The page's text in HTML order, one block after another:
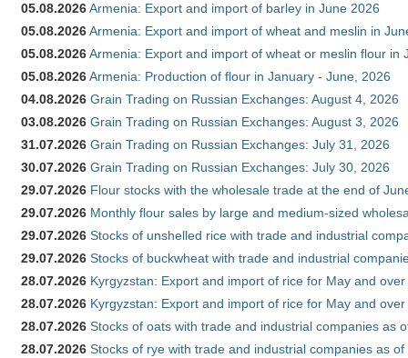
05.08.2026Armenia: Export and import of barley in June 2026
05.08.2026Armenia: Export and import of wheat and meslin in
05.08.2026Armenia: Export and import of wheat or meslin flour in
05.08.2026Armenia: Production of flour in January - June, 2026
04.08.2026 Grain Trading on Russian Exchanges: August 4, 2026
03.08.2026 Grain Trading on Russian Exchanges: August 3, 2026
31.07.2026 Grain Trading on Russian Exchanges: July 31, 2026
30.07.2026 Grain Trading on Russian Exchanges: July 30, 2026
29.07.2026 Flour stocks with the wholesale trade at the end of
29.07.2026 Monthly flour sales by large and medium-sized
29.07.2026 Stocks of unshelled rice with trade and industrial
29.07.2026 Stocks of buckwheat with trade and industrial
28.07.2026 Kyrgyzstan: Export and import of rice for May and
28.07.2026 Kyrgyzstan: Export and import of rice for May and
28.07.2026 Stocks of oats with trade and industrial companies as
28.07.2026 Stocks of rye with trade and industrial companies as